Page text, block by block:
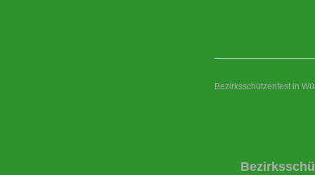
Bezirksschützenfest in